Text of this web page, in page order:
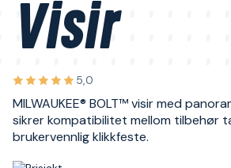
Visir
5,0
MILWAUKEE® BOLT™ visir med
sikrer kompatibilitet mellom tilbehør
brukervennlig klikkfeste.